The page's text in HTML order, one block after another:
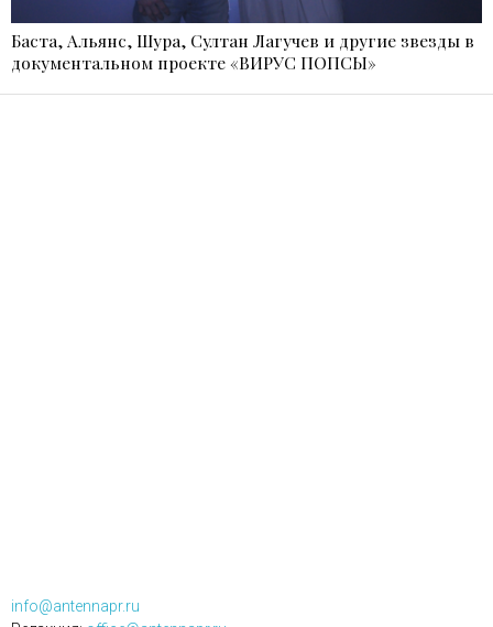
Баста, Альянс, Шура, Султан Лагучев и другие звезды в
документальном проекте «ВИРУС ПОПСЫ»
info@antennapr.ru